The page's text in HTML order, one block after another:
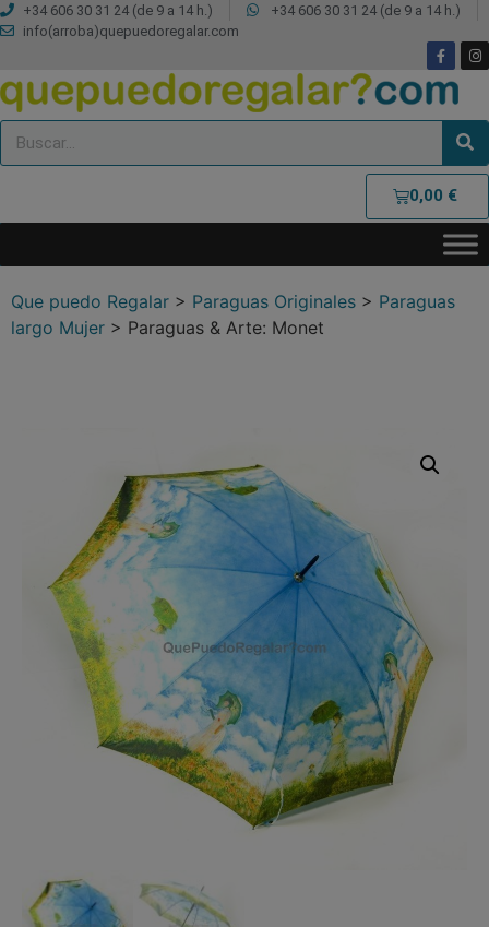
+34 606 30 31 24 (de 9 a 14 h.)
+34 606 30 31 24 (de 9 a 14 h.)
info(arroba)quepuedoregalar.com
0,00 €
Que puedo Regalar > Paraguas Originales > Paraguas
largo Mujer > Paraguas & Arte: Monet